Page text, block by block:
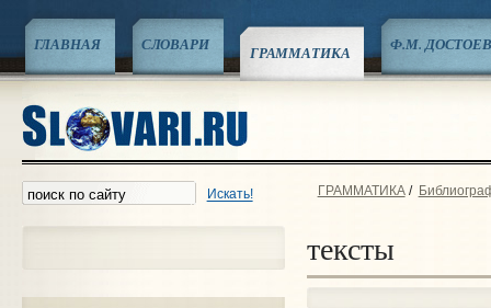
ГЛАВНАЯ СЛОВАРИ ГРАММАТИКА Ф.М.
Искать! ГРАММАТИКА/
тексты